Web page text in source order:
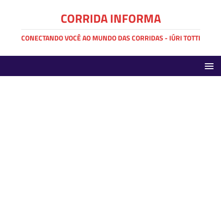
CORRIDA INFORMA
CONECTANDO VOCÊ AO MUNDO DAS CORRIDAS - IÚRI TOTTI